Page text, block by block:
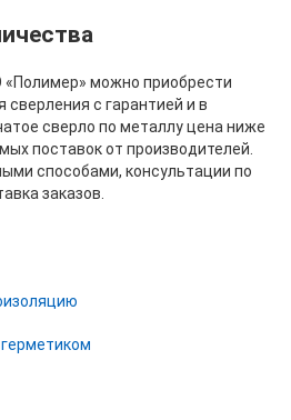
можно приобрести
с гарантией и в
сверло по металлу цена ниже
поставок от производителей.
способами, консультации по
заказов.